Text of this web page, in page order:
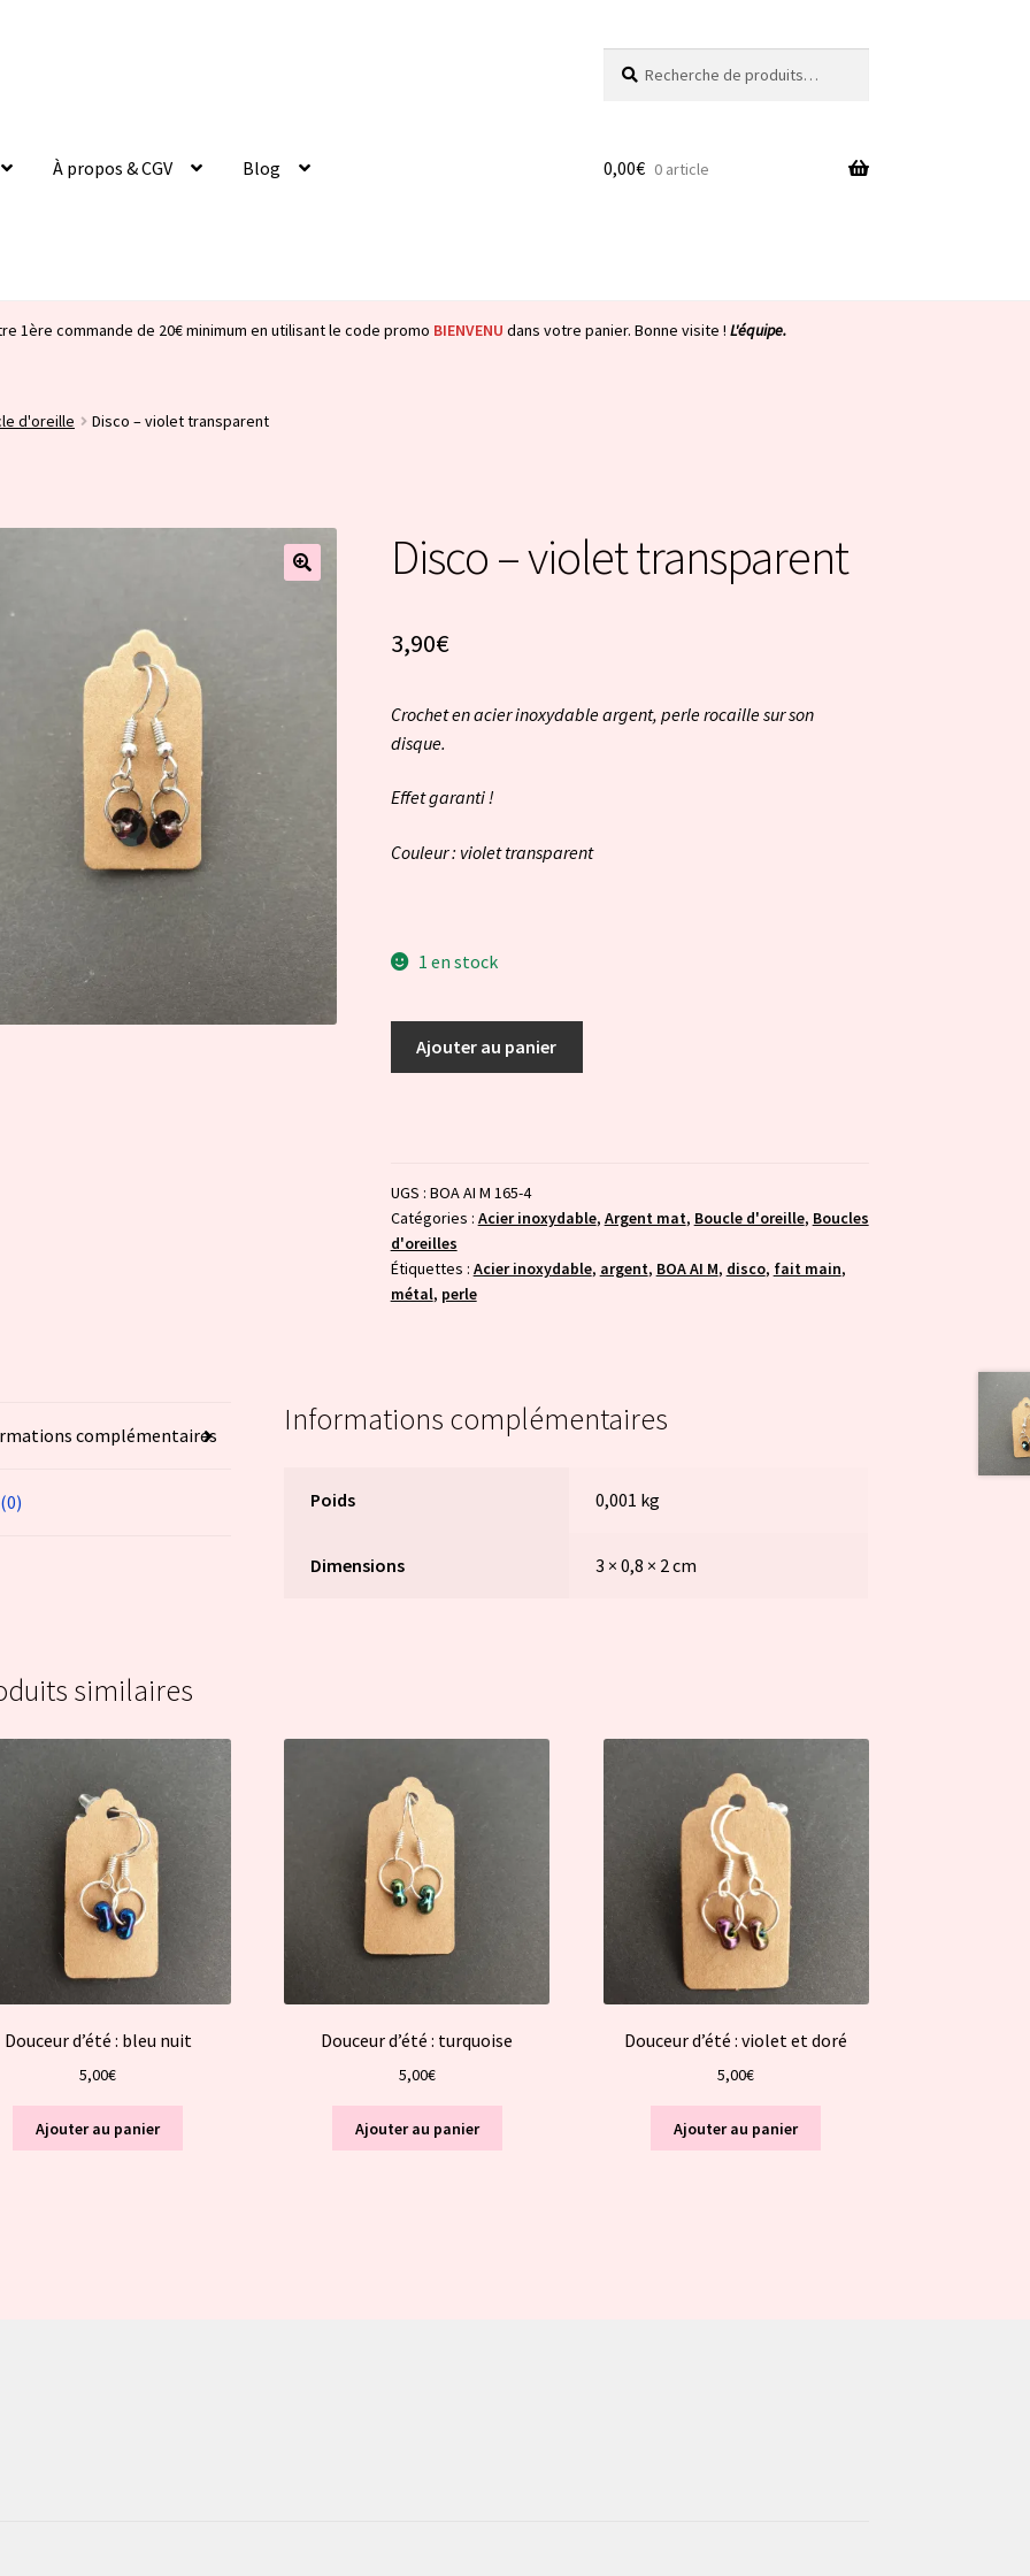
pour :
À propos & CGV Blog 0,00€ 0 article
1ère commande de 20€ minimum en utilisant le code promo BIENVENU dans votre panier. Bonne visite ! L'équipe.
d'oreille Disco – violet transparent
Disco – violet transparent
3,90€
Crochet en acier inoxydable argent, perle rocaille sur son
disque.
Effet garanti !
Couleur : violet transparent
1 en stock
Ajouter au panier
UGS : BOA AI M 165-4
Catégories : Acier inoxydable, Argent mat, Boucle d'oreille, Boucles
d'oreilles
Étiquettes : Acier inoxydable, argent, BOA AI M, disco, fait main,
métal, perle
complémentaires Informations complémentaires
Poids 0,001 kg
Dimensions 3 × 0,8 × 2 cm
similaires
Douceur d’été : bleu nuit
5,00€
Ajouter au panier
Douceur d’été : turquoise
5,00€
Ajouter au panier
Douceur d’été : violet et doré
5,00€
Ajouter au panier